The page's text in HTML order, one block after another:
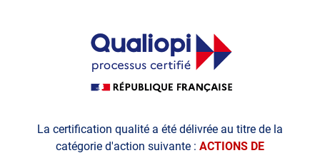
La certification qualité a été délivrée au titre de la
catégorie d'action suivante : ACTIONS DE